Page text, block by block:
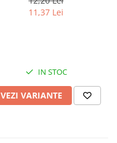
11,37 Lei
IN STOC
VEZI VARIANTE